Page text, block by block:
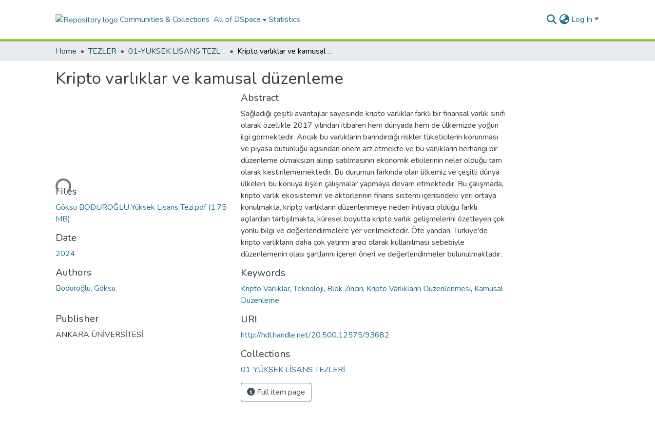
Communities & Collections All of DSpace Statistics Log In
Home TEZLER 01-YÜKSEK LİSANS TEZLERİ Kripto varlıklar ve kamusal düzenleme
Kripto varlıklar ve kamusal düzenleme
Loading...
Files
Göksu BODUROĞLU Yüksek Lisans Tezi.pdf(1.75
MB)
Date
2024
Authors
Boduroğlu, Göksu
Publisher
ANKARA ÜNİVERSİTESİ
Abstract
Sağladığı çeşitli avantajlar sayesinde kripto varlıklar farklı bir finansal varlık sınıfı
olarak özellikle 2017 yılından itibaren hem dünyada hem de ülkemizde yoğun
ilgi görmektedir. Ancak bu varlıkların barındırdığı riskler tüketicilerin korunması
ve piyasa bütünlüğü açısından önem arz etmekte ve bu varlıkların herhangi bir
düzenleme olmaksızın alınıp satılmasının ekonomik etkilerinin neler olduğu tam
olarak kestirilememektedir. Bu durumun farkında olan ülkemiz ve çeşitli dünya
ülkeleri, bu konuya ilişkin çalışmalar yapmaya devam etmektedir. Bu çalışmada,
kripto varlık ekosistemin ve aktörlerinin finans sistemi içerisindeki yeri ortaya
konulmakta, kripto varlıkların düzenlenmeye neden ihtiyacı olduğu farklı
açılardan tartışılmakta, küresel boyutta kripto varlık gelişmelerini özetleyen çok
yönlü bilgi ve değerlendirmelere yer verilmektedir. Öte yandan, Türkiye'de
kripto varlıkların daha çok yatırım aracı olarak kullanılması sebebiyle
düzenlemenin olası şartlarını içeren öneri ve değerlendirmeler bulunulmaktadır.
Keywords
Kripto Varlıklar,Teknoloji, Blok Zinciri, Kripto Varlıkların Düzenlenmesi, Kamusal
Düzenleme
URI
http://hdl.handle.net/20.500.12575/93682
Collections
01-YÜKSEK LİSANS TEZLERİ
Full item page